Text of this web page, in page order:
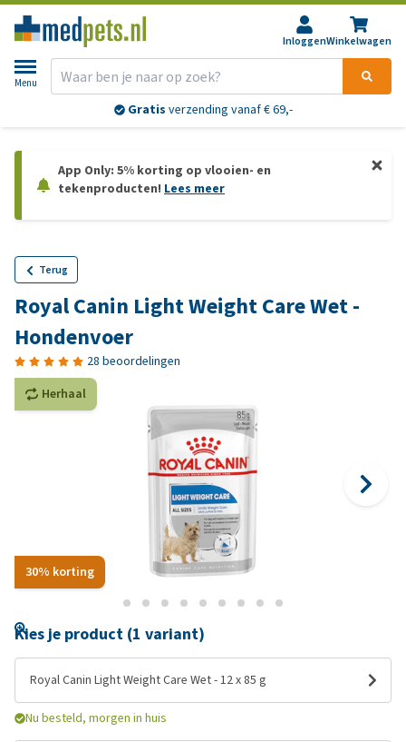
InloggenWinkelwagen
Menu
Gratis verzending vanaf € 69,-
App Only: 5% korting op vlooien- en
tekenproducten! Lees meer
Terug
Royal Canin Light Weight Care Wet -
Hondenvoer
28 beoordelingen
30% korting
Herhaal
Kies je product (1 variant)
Royal Canin Light Weight Care Wet - 12 x 85 g
Nu besteld, morgen in huis